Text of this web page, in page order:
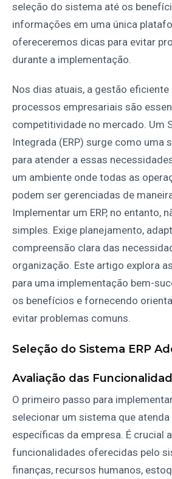
seleção do sistema até os
informações em uma única
ofereceremos dicas para evitar
durante a implementação.
Nos dias atuais, a gestão
processos empresariais são
competitividade no mercado. Um
Integrada (ERP) surge como uma
para atender a essas
um ambiente onde todas as
podem ser gerenciadas de
Implementar um ERP, no entanto,
simples. Exige planejamento,
compreensão clara das
organização. Este artigo explora
para uma implementação bem-
os benefícios e fornecendo
evitar problemas comuns.
Seleção do Sistema ERP
Avaliação das
O primeiro passo para
selecionar um sistema que
específicas da empresa. É crucial
funcionalidades oferecidas pelo
finanças, recursos humanos,